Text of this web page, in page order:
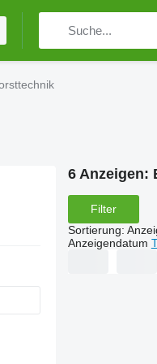
6 Anzeigen:
Filter
Sortierung:
Anzeigendatum